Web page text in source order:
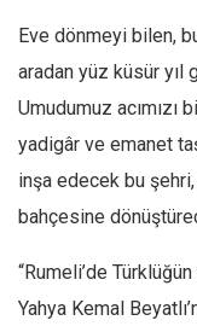
Eve dönmeyi bilen,
aradan yüz küsür yıl
Umudumuz
yadigâr ve emanet
inşa edecek bu
bahçesine
“Rumeli’de
Yahya Kemal